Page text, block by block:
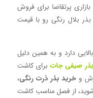
پرتقاضا برای فروش
بذر بلال رنگی رو با قیمت
دارد و به همین دلیل
بذر صیفی جات برای کاشت
وخرید بذر ذرت رنگی،
شوید، از فصل مناسب کاشت